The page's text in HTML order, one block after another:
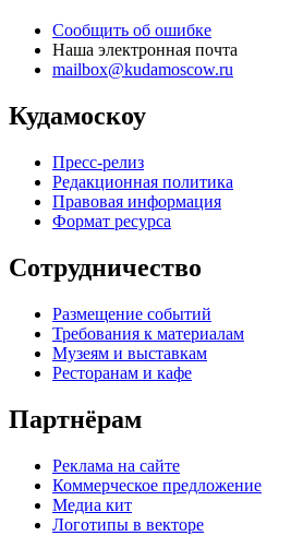
Сообщить об ошибке
Наша электронная почта
mailbox@kudamoscow.ru
Кудамоскоу
Пресс-релиз
Редакционная политика
Правовая информация
Формат ресурса
Сотрудничество
Размещение событий
Требования к материалам
Музеям и выставкам
Ресторанам и кафе
Партнёрам
Реклама на сайте
Коммерческое предложение
Медиа кит
Логотипы в векторе